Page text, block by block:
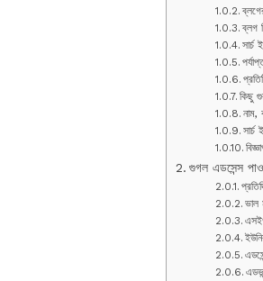
ব্লগ
সার্চ
কিছু
নাম,
সার্চ
গুগল এডসেন্স
ভাল